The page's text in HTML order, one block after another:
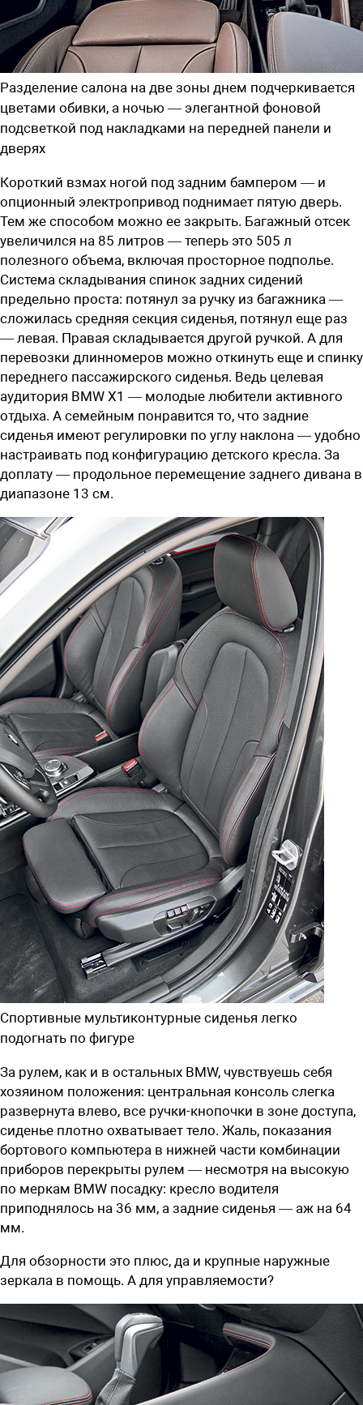
Разделение салона на две зоны днем подчеркивается
цветами обивки, а ночью — элегантной фоновой
подсветкой под накладками на передней панели и
дверях
Короткий взмах ногой под задним бампером — и
опционный электропривод поднимает пятую дверь.
Тем же способом можно ее закрыть. Багажный отсек
увеличился на 85 литров — теперь это 505 л
полезного объема, включая просторное подполье.
Система складывания спинок задних сидений
предельно проста: потянул за ручку из багажника —
сложилась средняя секция сиденья, потянул еще раз
— левая. Правая складывается другой ручкой. А для
перевозки длинномеров можно откинуть еще и спинку
переднего пассажирского сиденья. Ведь целевая
аудитория BMW X1 — молодые любители активного
отдыха. А семейным понравится то, что задние
сиденья имеют регулировки по углу наклона — удобно
настраивать под конфигурацию детского кресла. За
доплату — продольное перемещение заднего дивана в
диапазоне 13 см.
Спортивные мультиконтурные сиденья легко
подогнать по фигуре
За рулем, как и в остальных BMW, чувствуешь себя
хозяином положения: центральная консоль слегка
развернута влево, все ручки-кнопочки в зоне доступа,
сиденье плотно охватывает тело. Жаль, показания
бортового компьютера в нижней части комбинации
приборов перекрыты рулем — несмотря на высокую
по меркам BMW посадку: кресло водителя
приподнялось на 36 мм, а задние сиденья — аж на 64
мм.
Для обзорности это плюс, да и крупные наружные
зеркала в помощь. А для управляемости?